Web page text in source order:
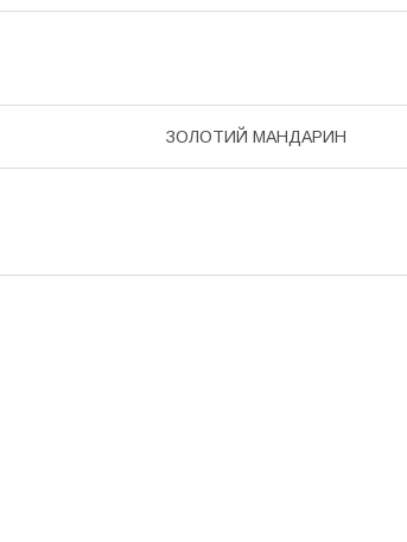
ЗОЛОТИЙ МАНДАРИН